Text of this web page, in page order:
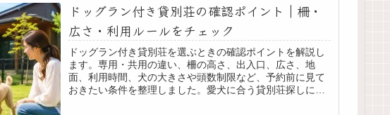
ドッグラン付き貸別荘の確認ポイント｜柵・
広さ・利用ルールをチェック
ドッグラン付き貸別荘を選ぶときの確認ポイントを解説し
ます。専用・共用の違い、柵の高さ、出入口、広さ、地
面、利用時間、犬の大きさや頭数制限など、予約前に見て
おきたい条件を整理しました。愛犬に合う貸別荘探しに役